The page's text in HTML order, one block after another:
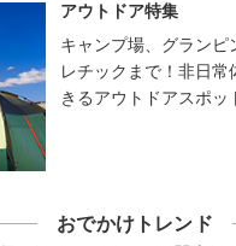
アウトドア特集
キャンプ場、グランピ
レチックまで！非日
きるアウトドアスポッ
おでかけトレンド